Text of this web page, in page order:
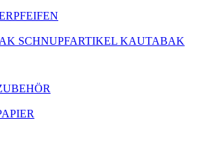
SCHNUPFARTIKEL KAUTABAK